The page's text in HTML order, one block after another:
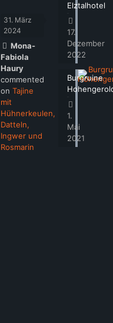
31. März
2024
Mona-
Fabiola
Haury
commented
on Tajine
mit
Hühnerkeulen,
Datteln,
Ingwer und
Rosmarin
Elztalhotel
17.
Dezember
2022
Burgruine
1.
Mai
2021